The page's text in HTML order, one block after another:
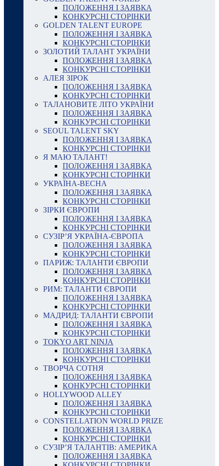
ПОЛОЖЕННЯ І ЗАЯВКА
КОНКУРСНІ СТОРІНКИ
GOLDEN TALENT EUROPE
ПОЛОЖЕННЯ І ЗАЯВКА
КОНКУРСНІ СТОРІНКИ
ЗОЛОТИЙ ТАЛАНТ УКРАЇНИ
ПОЛОЖЕННЯ І ЗАЯВКА
КОНКУРСНІ СТОРІНКИ
АЛЕЯ ЗІРОК
ПОЛОЖЕННЯ І ЗАЯВКА
КОНКУРСНІ СТОРІНКИ
ТАЛАНОВИТЕ ЛІТО УКРАЇНИ
ПОЛОЖЕННЯ І ЗАЯВКА
КОНКУРСНІ СТОРІНКИ
SEOUL TALENT SKY
ПОЛОЖЕННЯ І ЗАЯВКА
КОНКУРСНІ СТОРІНКИ
Я МАЮ ТАЛАНТ!
ПОЛОЖЕННЯ І ЗАЯВКА
КОНКУРСНІ СТОРІНКИ
УКРАЇНА-ВЕСНА
ПОЛОЖЕННЯ І ЗАЯВКА
КОНКУРСНІ СТОРІНКИ
ЗІРКИ ЄВРОПИ
ПОЛОЖЕННЯ І ЗАЯВКА
КОНКУРСНІ СТОРІНКИ
СУЗІР’Я УКРАЇНА-ЄВРОПА
ПОЛОЖЕННЯ І ЗАЯВКА
КОНКУРСНІ СТОРІНКИ
ПАРИЖ: ТАЛАНТИ ЄВРОПИ
ПОЛОЖЕННЯ І ЗАЯВКА
КОНКУРСНІ СТОРІНКИ
РИМ: ТАЛАНТИ ЄВРОПИ
ПОЛОЖЕННЯ І ЗАЯВКА
КОНКУРСНІ СТОРІНКИ
МАДРИД: ТАЛАНТИ ЄВРОПИ
ПОЛОЖЕННЯ І ЗАЯВКА
КОНКУРСНІ СТОРІНКИ
TOKYO ART NINJA
ПОЛОЖЕННЯ І ЗАЯВКА
КОНКУРСНІ СТОРІНКИ
ТВОРЧА СОТНЯ
ПОЛОЖЕННЯ І ЗАЯВКА
КОНКУРСНІ СТОРІНКИ
HOLLYWOOD ALLEY
ПОЛОЖЕННЯ І ЗАЯВКА
КОНКУРСНІ СТОРІНКИ
CONSTELLATION WORLD PRIZE
ПОЛОЖЕННЯ І ЗАЯВКА
КОНКУРСНІ СТОРІНКИ
СУЗІР’Я ТАЛАНТІВ: АМЕРИКА
ПОЛОЖЕННЯ І ЗАЯВКА